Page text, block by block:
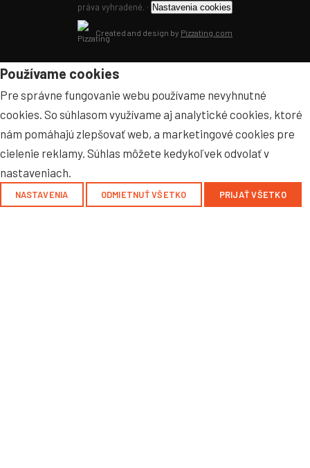
práva vyhradené. · Nastavenia cookies
Created and design by Pizzating.com
Používame cookies
Pre správne fungovanie webu používame nevyhnutné
cookies. So súhlasom využívame aj analytické cookies, ktoré
nám pomáhajú zlepšovať web, a marketingové cookies pre
cielenie reklamy. Súhlas môžete kedykoľvek odvolať v
nastaveniach.
NASTAVENIA ODMIETNUŤ VŠETKO PRIJAŤ VŠETKO